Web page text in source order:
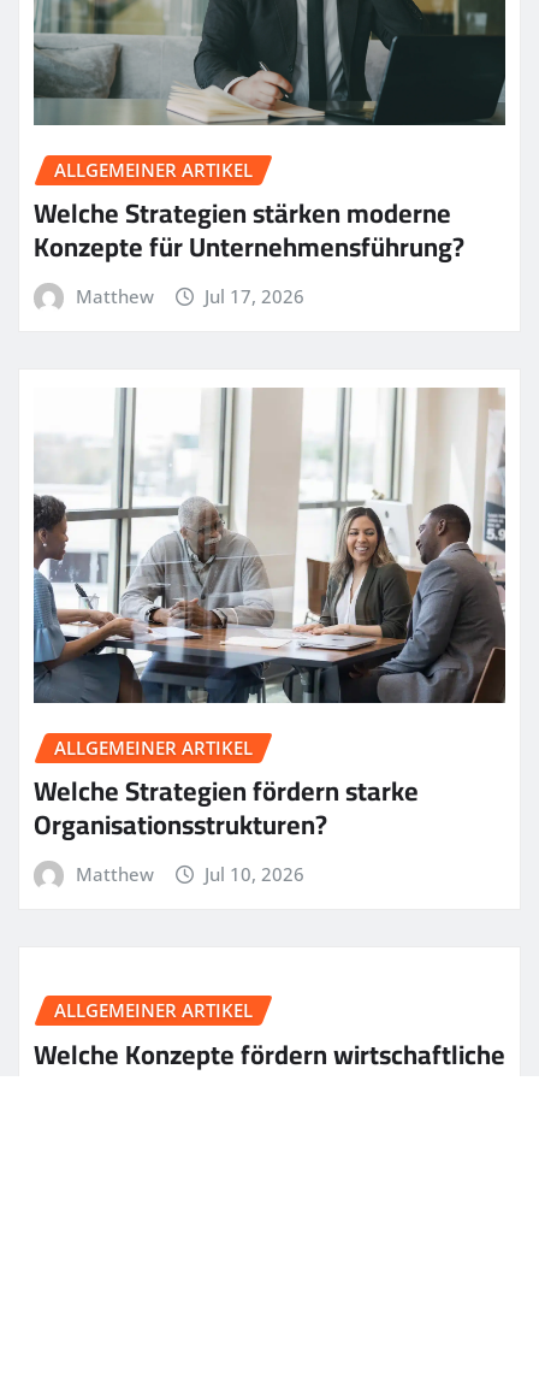
ALLGEMEINER ARTIKEL
Welche Strategien stärken moderne
Konzepte für Unternehmensführung?
Matthew Jul 17, 2026
ALLGEMEINER ARTIKEL
Welche Strategien fördern starke
Organisationsstrukturen?
Matthew Jul 10, 2026
ALLGEMEINER ARTIKEL
Welche Konzepte fördern wirtschaftliche